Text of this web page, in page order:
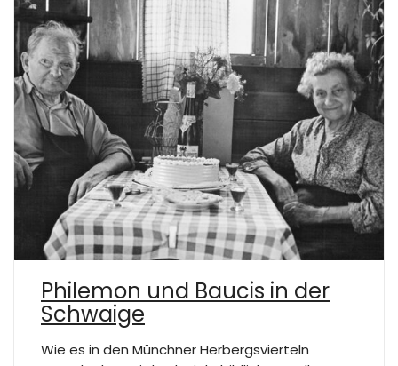
Philemon und Baucis in der
Schwaige
Wie es in den Münchner Herbergsvierteln